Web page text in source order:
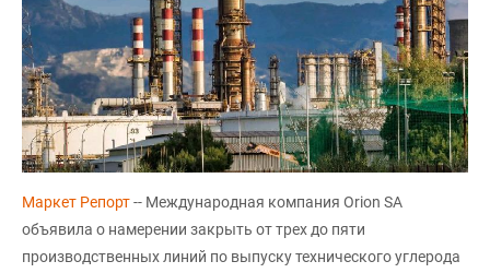
Маркет Репорт-- Международная компания Orion SA
объявила о намерении закрыть от трех до пяти
производственных линий по выпуску технического углерода